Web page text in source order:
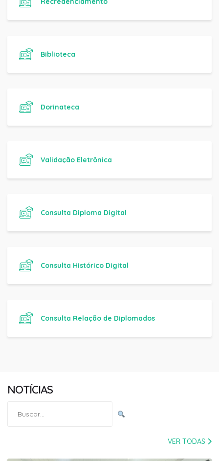
Biblioteca
Dorinateca
Validação Eletrônica
Consulta Diploma Digital
Consulta Histórico Digital
Consulta Relação de Diplomados
NOTÍCIAS
por:
VER TODAS